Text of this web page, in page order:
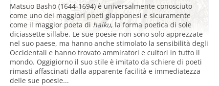
Matsuo Bashō (1644-1694) è universalmente conosciuto
come uno dei maggiori poeti giapponesi e sicuramente
come il maggior poeta di haiku, la forma poetica di sole
diciassette sillabe. Le sue poesie non sono solo apprezzate
nel suo paese, ma hanno anche stimolato la sensibilità degli
Occidentali e hanno trovato ammiratori e cultori in tutto il
mondo. Oggigiorno il suo stile è imitato da schiere di poeti
rimasti affascinati dalla apparente facilità e immediatezza
delle sue poesie...